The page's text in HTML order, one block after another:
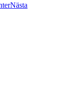
Nästa